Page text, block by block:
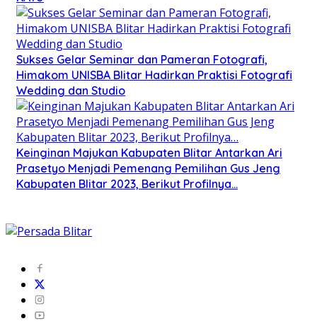
Sukses Gelar Seminar dan Pameran Fotografi,
Himakom UNISBA Blitar Hadirkan Praktisi Fotografi
Wedding dan Studio
Keinginan Majukan Kabupaten Blitar Antarkan Ari
Prasetyo Menjadi Pemenang Pemilihan Gus Jeng
Kabupaten Blitar 2023, Berikut Profilnya…